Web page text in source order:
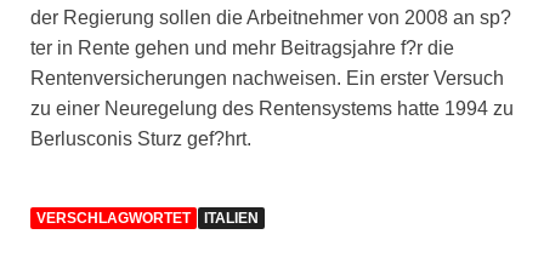
der Regierung sollen die Arbeitnehmer von 2008 an sp?
ter in Rente gehen und mehr Beitragsjahre f?r die
Rentenversicherungen nachweisen. Ein erster Versuch
zu einer Neuregelung des Rentensystems hatte 1994 zu
Berlusconis Sturz gef?hrt.
VERSCHLAGWORTET ITALIEN